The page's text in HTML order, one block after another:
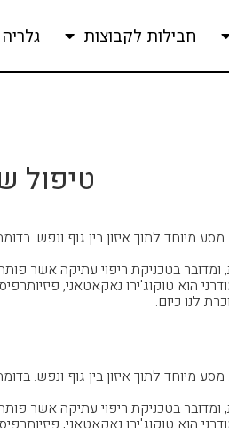
חבילות לקבוצות גלריה
טיפול
מיוחד לתוך איזון בין גוף ונפש.
לנו כיום.
מיוחד לתוך איזון בין גוף ונפש.